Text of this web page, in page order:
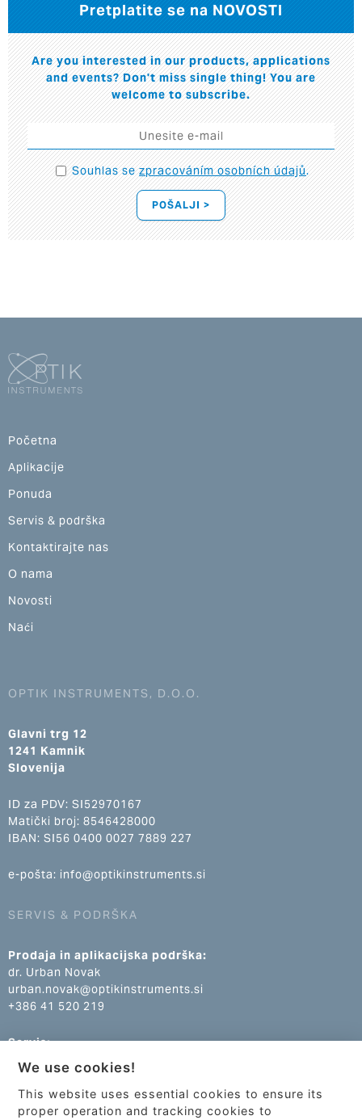
Pretplatite se na NOVOSTI
Are you interested in our products, applications
and events? Don't miss single thing! You are
welcome to subscribe.
Souhlas sezpracováním osobních údajů.
POŠALJI >
Početna
Aplikacije
Ponuda
Servis & podrška
Kontaktirajte nas
O nama
Novosti
Naći
OPTIK INSTRUMENTS, D.O.O.
Glavni trg 12
1241 Kamnik
Slovenija
ID za PDV: SI52970167
Matički broj: 8546428000
IBAN: SI56 0400 0027 7889 227
e-pošta: info@optikinstruments.si
SERVIS & PODRŠKA
Prodaja in aplikacijska podrška:
dr. Urban Novak
urban.novak@optikinstruments.si
+386 41 520 219
Servis:
Klemen Žumer
klemen.zumer@optikinstruments.si
+386 70 688 269
We use cookies!
This website uses essential cookies to ensure its
proper operation and tracking cookies to